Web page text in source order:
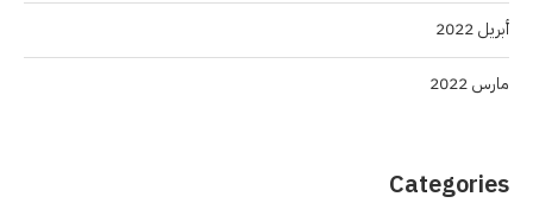
أبريل 2022
مارس 2022
Categories